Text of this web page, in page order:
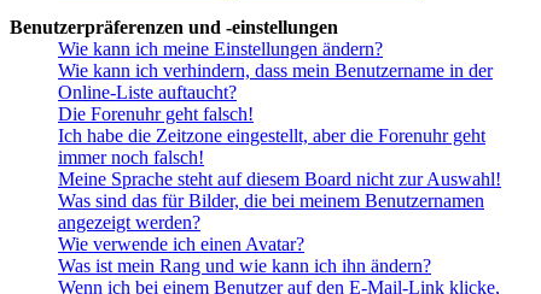
Benutzerpräferenzen und -einstellungen
Wie kann ich meine Einstellungen ändern?
Wie kann ich verhindern, dass mein Benutzername in der
Online-Liste auftaucht?
Die Forenuhr geht falsch!
Ich habe die Zeitzone eingestellt, aber die Forenuhr geht
immer noch falsch!
Meine Sprache steht auf diesem Board nicht zur Auswahl!
Was sind das für Bilder, die bei meinem Benutzernamen
angezeigt werden?
Wie verwende ich einen Avatar?
Was ist mein Rang und wie kann ich ihn ändern?
Wenn ich bei einem Benutzer auf den E-Mail-Link klicke,